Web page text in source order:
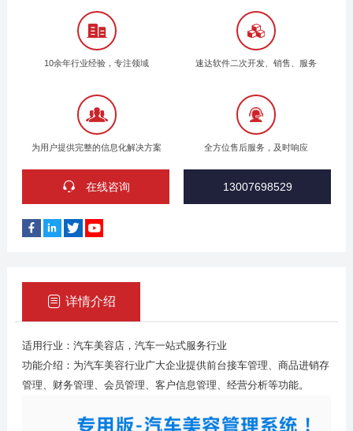
10余年行业经验，专注领域 速达软件二次开发、销售、服务
为用户提供完整的信息化解决方案 全方位售后服务，及时响应
在线咨询 13007698529
详情介绍
适用行业：汽车美容店，汽车一站式服务行业
功能介绍：为汽车美容行业广大企业提供前台接车管理、商品进销存
管理、财务管理、会员管理、客户信息管理、经营分析等功能。